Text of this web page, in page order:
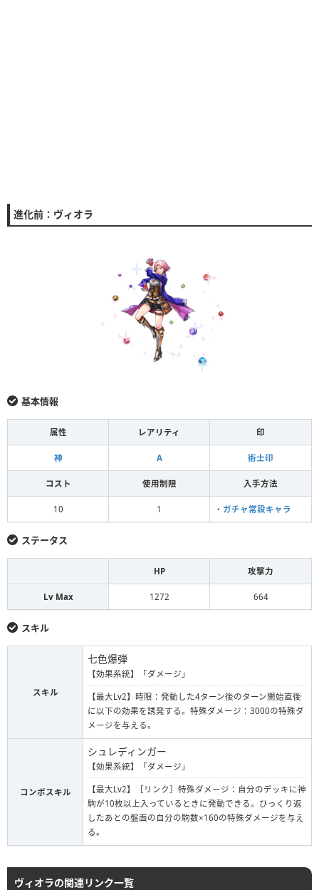
進化前：ヴィオラ
基本情報
属性 レアリティ 印
神 A 術士印
コスト 使用制限 入手方法
10 1 ・ ガチャ常設キャラ
ステータス
HP 攻撃力
Lv Max 1272 664
スキル
スキル
七色爆弾
【効果系統】「ダメージ」
【最大Lv2】時限：発動した4ターン後のターン開始直後
に以下の効果を誘発する。特殊ダメージ：3000の特殊ダ
メージを与える。
コンボスキル
シュレディンガー
【効果系統】「ダメージ」
【最大Lv2】［リンク］特殊ダメージ：自分のデッキに神
駒が10枚以上入っているときに発動できる。ひっくり返
したあとの盤面の自分の駒数×160の特殊ダメージを与え
る。
ヴィオラの関連リンク一覧